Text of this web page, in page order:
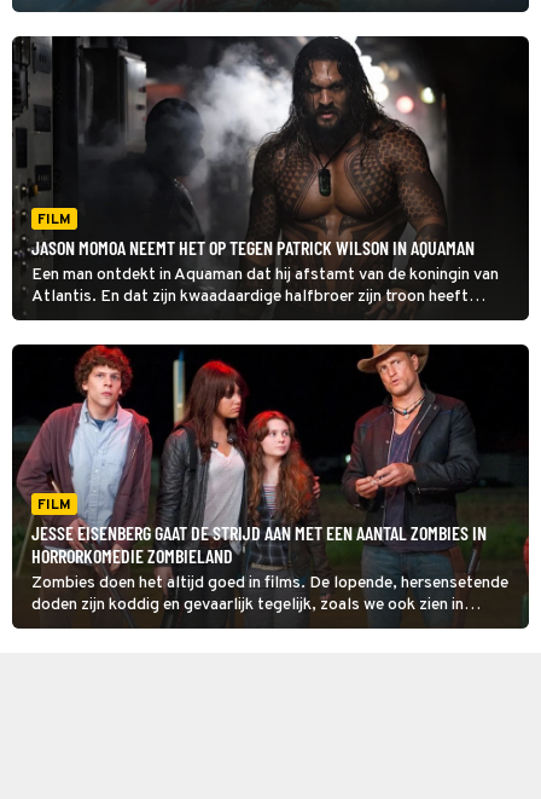
FILM
JASON MOMOA NEEMT HET OP TEGEN PATRICK WILSON IN AQUAMAN
Een man ontdekt in Aquaman dat hij afstamt van de koningin van
Atlantis. En dat zijn kwaadaardige halfbroer zijn troon heeft
ingenomen.
FILM
JESSE EISENBERG GAAT DE STRIJD AAN MET EEN AANTAL ZOMBIES IN
HORRORKOMEDIE ZOMBIELAND
Zombies doen het altijd goed in films. De lopende, hersensetende
doden zijn koddig en gevaarlijk tegelijk, zoals we ook zien in
Zombieland.